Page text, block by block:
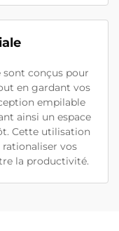
sont conçus pour
en gardant vos
empilable
ainsi un espace
Cette utilisation
vos
la productivité.